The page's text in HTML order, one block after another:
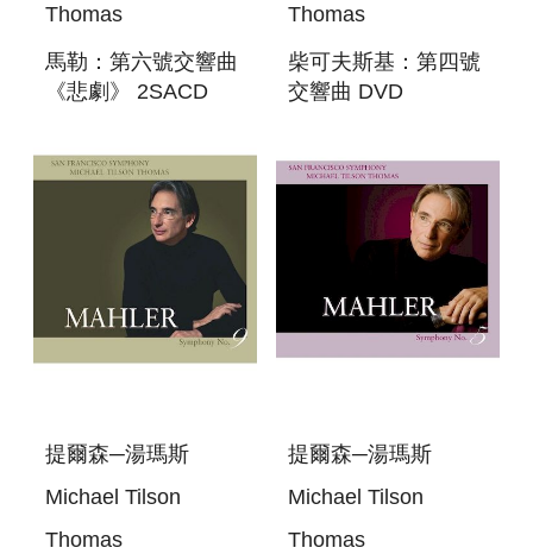
Thomas
馬勒：第六號交響曲
《悲劇》 2SACD
SYMPHONY NO. 6
Thomas
柴可夫斯基：第四號
交響曲 DVD
SYMPHONY NO. 4
提爾森─湯瑪斯
Michael Tilson
Thomas
提爾森─湯瑪斯
Michael Tilson
Thomas